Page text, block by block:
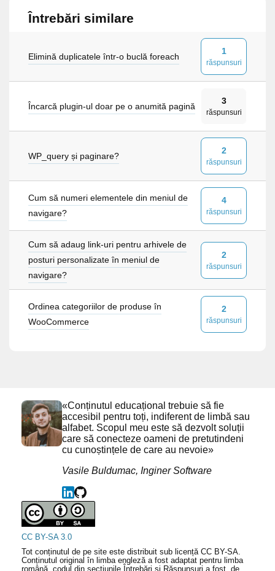
Întrebări similare
Elimină duplicatele într-o buclă foreach
1
răspunsuri
Încarcă plugin-ul doar pe o anumită pagină
3
răspunsuri
WP_query și paginare?
2
răspunsuri
Cum să numeri elementele din meniul de
navigare?
4
răspunsuri
Cum să adaug link-uri pentru arhivele de
posturi personalizate în meniul de
navigare?
2
răspunsuri
Ordinea categoriilor de produse în
WooCommerce
2
răspunsuri
«Conținutul educațional trebuie să fie
accesibil pentru toți, indiferent de limbă sau
alfabet. Scopul meu este să dezvolt soluții
care să conecteze oameni de pretutindeni
cu cunoștințele de care au nevoie»
Vasile Buldumac, Inginer Software
CC BY-SA 3.0
Tot conținutul de pe site este distribuit sub licență CC BY-SA.
Conținutul original în limba engleză a fost adaptat pentru limba
română, codul din secțiunile Întrebări și Răspunsuri a fost, de